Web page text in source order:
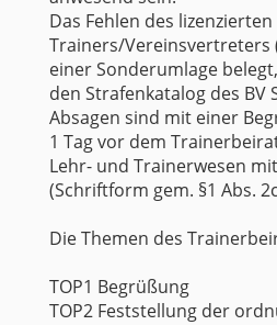
Das Fehlen des lizenzierten
Trainers/Vereinsvertreters
einer Sonderumlage
den Strafenkatalog des BV
Absagen sind mit einer
1 Tag vor dem
Lehr- und Trainerwesen
(Schriftform gem. §1 Abs.
Die Themen des
TOP1 Begrüßung
TOP2 Feststellung der